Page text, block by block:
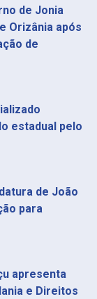
de Jonia
Orizânia após
de
estadual pelo
de João
para
apresenta
e Direitos